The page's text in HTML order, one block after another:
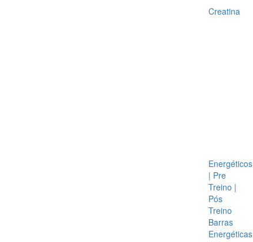
Creatina
Energéticos
| Pre
Treino |
Pós
Treino
Barras
Energéticas